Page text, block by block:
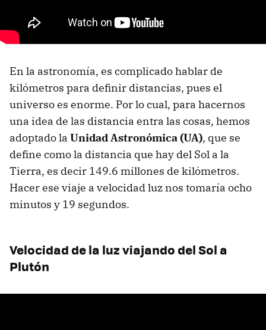
En la astronomía, es complicado hablar de
kilómetros para definir distancias, pues el
universo es enorme. Por lo cual, para hacernos
una idea de las distancia entra las cosas, hemos
adoptado la Unidad Astronómica (UA), que se
define como la distancia que hay del Sol a la
Tierra, es decir 149.6 millones de kilómetros.
Hacer ese viaje a velocidad luz nos tomaría ocho
minutos y 19 segundos.
Velocidad de la luz viajando del Sol a
Plutón